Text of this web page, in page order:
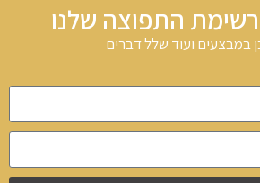
התפוצה שלנו
במבצעים ועוד שלל דברים